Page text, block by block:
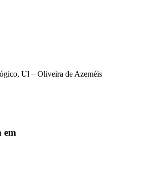
Ul – Oliveira de Azeméis
em